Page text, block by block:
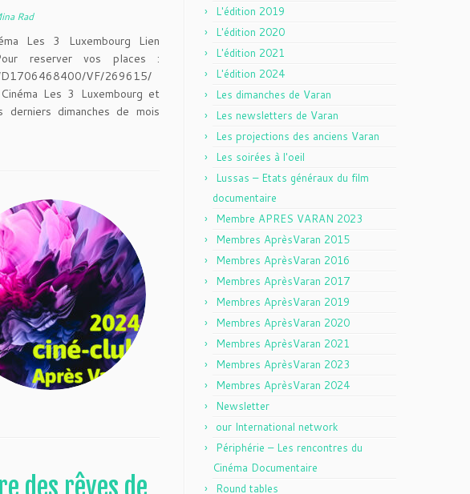
Rad
Les 3 Luxembourg Lien
Pour reserver vos places :
D1706468400/VF/269615/
Les 3 Luxembourg et
dimanches de mois
des rêves de
L'édition 2019
L'édition 2020
L'édition 2021
L'édition 2024
Les dimanches de Varan
Les newsletters de Varan
Les projections des anciens Varan
Les soirées à l'oeil
Lussas – Etats généraux du film
documentaire
Membre APRES VARAN 2023
Membres AprèsVaran 2015
Membres AprèsVaran 2016
Membres AprèsVaran 2017
Membres AprèsVaran 2019
Membres AprèsVaran 2020
Membres AprèsVaran 2021
Membres AprèsVaran 2023
Membres AprèsVaran 2024
Newsletter
our International network
Périphérie – Les rencontres du
Cinéma Documentaire
Round tables